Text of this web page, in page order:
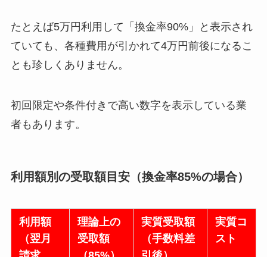
たとえば5万円利用して「換金率90%」と表示され
ていても、各種費用が引かれて4万円前後になるこ
とも珍しくありません。
初回限定や条件付きで高い数字を表示している業
者もあります。
利用額別の受取額目安（換金率85%の場合）
利用額
（翌月
理論上の
受取額
実質受取額
（手数料差
実質コ
スト